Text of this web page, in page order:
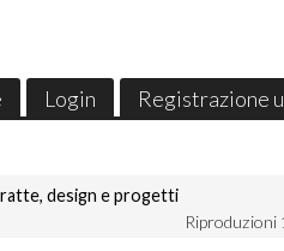
Login Registrazione
design e progetti
Riproduzioni